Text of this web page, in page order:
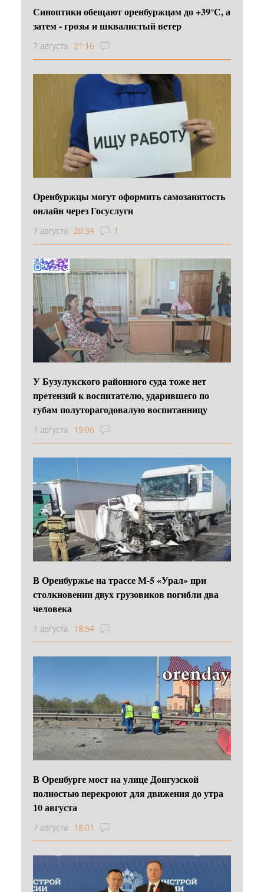
Синоптики обещают оренбуржцам до +39°С, а
затем - грозы и шквалистый ветер
7 августа 21:16
Оренбуржцы могут оформить самозанятость
онлайн через Госуслуги
7 августа 20:34 1
У Бузулукского районного суда тоже нет
претензий к воспитателю, ударившего по
губам полуторагодовалую воспитанницу
7 августа 19:06
В Оренбуржье на трассе М-5 «Урал» при
столкновении двух грузовиков погибли два
человека
7 августа 18:54
В Оренбурге мост на улице Донгузской
полностью перекроют для движения до утра
10 августа
7 августа 18:01